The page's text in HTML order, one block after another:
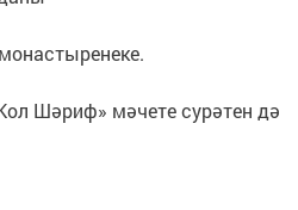
Шәриф» мәчете сурәтен дә